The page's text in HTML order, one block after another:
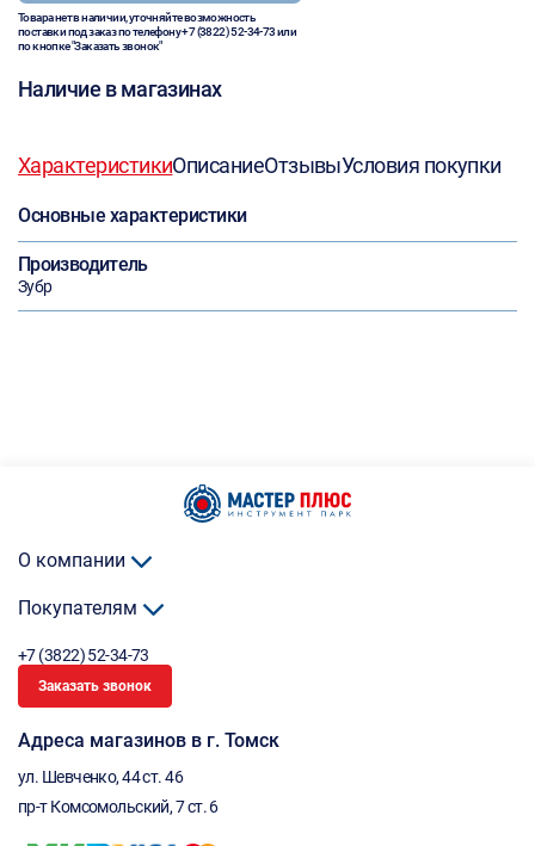
Товара нет в наличии, уточняйте возможность
поставки под заказ по телефону+7 (3822) 52-34-73или
по кнопке "Заказать звонок"
Наличие в магазинах
ХарактеристикиОписаниеОтзывыУсловия покупки
Основные характеристики
Производитель
Зубр
О компании
Покупателям
+7 (3822) 52-34-73
Заказать звонок
Адреса магазинов в г. Томск
ул. Шевченко, 44 ст. 46
пр-т Комсомольский, 7 ст. 6